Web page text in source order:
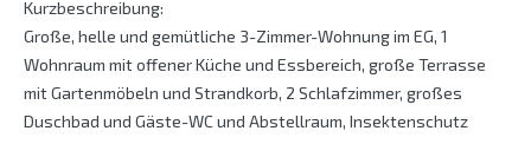
Kurzbeschreibung:
Große, helle und gemütliche 3-Zimmer-Wohnung im EG, 1
Wohnraum mit offener Küche und Essbereich, große Terrasse
mit Gartenmöbeln und Strandkorb, 2 Schlafzimmer, großes
Duschbad und Gäste-WC und Abstellraum, Insektenschutz